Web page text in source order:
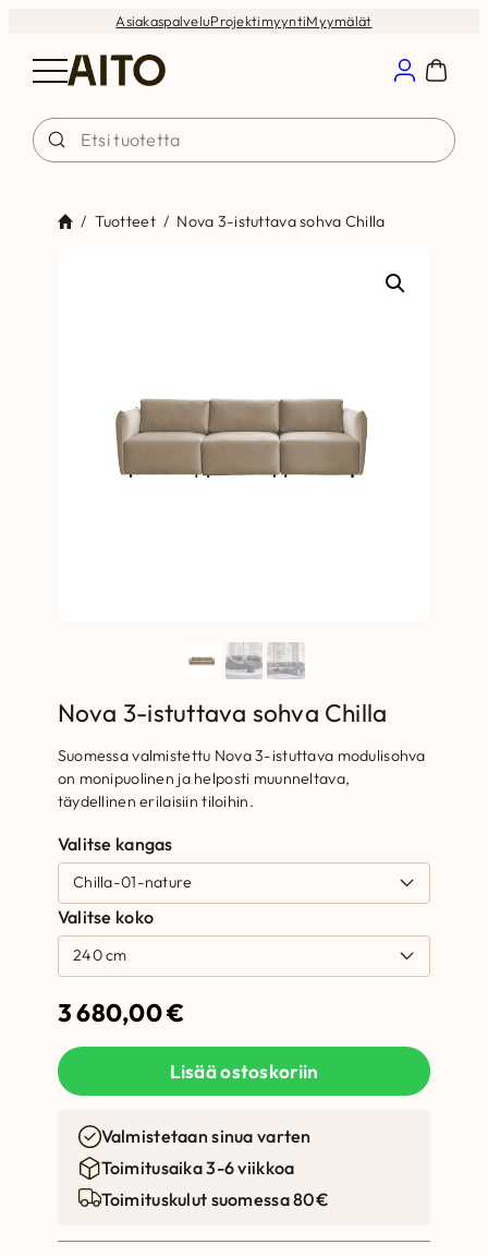
AsiakaspalveluProjektimyyntiMyymälät
/ Tuotteet / Nova 3-istuttava sohva Chilla
Nova 3-istuttava sohva Chilla
Suomessa valmistettu Nova 3-istuttava modulisohva
on monipuolinen ja helposti muunneltava,
täydellinen erilaisiin tiloihin.
Valitse kangas
Valitse koko
3 680,00€
Lisää ostoskoriin
Valmistetaan sinua varten
Toimitusaika 3-6 viikkoa
Toimituskulut suomessa 80€